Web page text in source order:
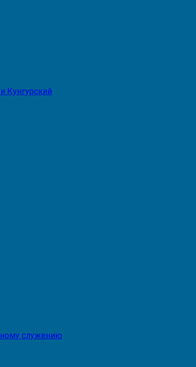
Кунгурский
служению